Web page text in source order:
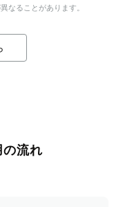
なることがあります。
の流れ